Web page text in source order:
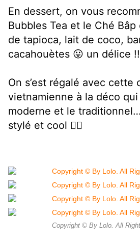
En dessert, on vous
Bubbles Tea et le Ché
de tapioca, lait de coco,
cacahouètes 😛 un délice !!
On s’est régalé avec cette
vietnamienne à la déco
moderne et le
stylé et cool 👍🏻
Copyright © By Lolo. All